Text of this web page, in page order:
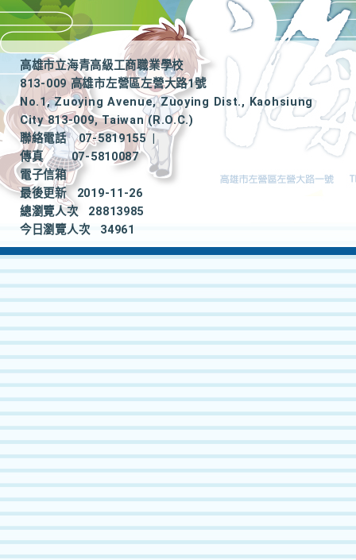
高雄市立海青高級工商職業學校
813-009 高雄市左營區左營大路1號
No.1, Zuoying Avenue, Zuoying Dist., Kaohsiung
City 813-009, Taiwan (R.O.C.)
聯絡電話
07-5819155
|
傳真
07-5810087
電子信箱
最後更新
2019-11-26
總瀏覽人次
28813985
今日瀏覽人次
34961